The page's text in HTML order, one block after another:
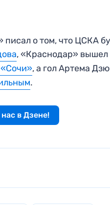
о том, что ЦСКА
, «Краснодар» вышел
, а гол Артема
.
в Дзене!